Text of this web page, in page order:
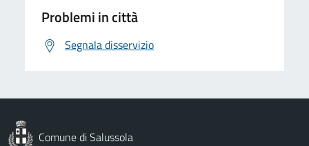
Problemi in città
Segnala disservizio
Comune di Salussola